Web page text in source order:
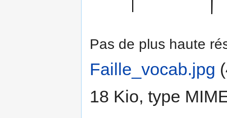
Pas de plus haute
Faille_vocab.jpg
18 Kio, type